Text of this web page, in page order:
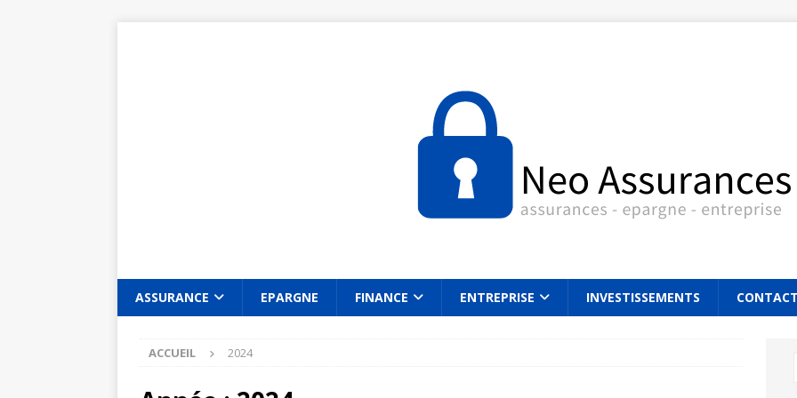
ASSURANCE EPARGNE FINANCE ENTREPRISE INVESTISSEMENTS
ACCUEIL 2024